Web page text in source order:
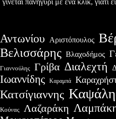
γίνεται πανηγύρι με ένα κλικ, γιατί
Αντωνίου Αριστόπουλος
Βελισσάρης Βλαχοδήμος
Γιαννούλης Γρίβα Διαλεχτή
Ιωαννίδης Καραμπά
Κατσίγιαννης
Κούνας Λαζαράκη